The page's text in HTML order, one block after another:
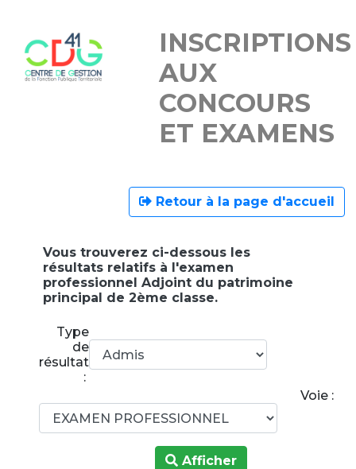
INSCRIPTIONS
AUX
CONCOURS
ET EXAMENS
Retour à la page d'accueil
Vous trouverez ci-dessous les
résultats relatifs à l'examen
professionnel Adjoint du patrimoine
principal de 2ème classe.
Type
de
résultats
:
Voie :
Afficher